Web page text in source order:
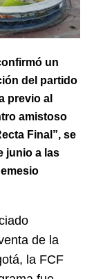
un
del partido
previo al
amistoso
Final”, se
junio a las
de la
la FCF